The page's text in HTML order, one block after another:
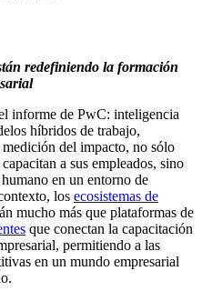
redefiniendo la formación
informe de PwC: inteligencia
híbridos de trabajo,
del impacto, no sólo
a sus empleados, sino
en un entorno de
los ecosistemas de
mucho más que plataformas de
que conectan la capacitación
permitiendo a las
en un mundo empresarial